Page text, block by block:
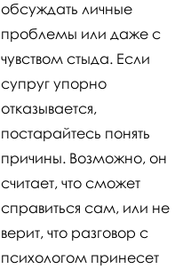
обсуждать личные
проблемы или даже с
чувством стыда. Если
супруг упорно
отказывается,
постарайтесь понять
причины. Возможно, он
считает, что сможет
справиться сам, или не
верит, что разговор с
психологом принесет